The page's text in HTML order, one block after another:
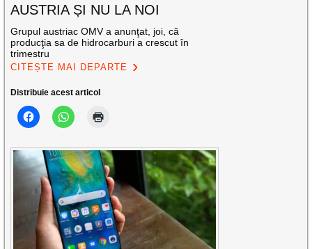
AUSTRIA ȘI NU LA NOI
Grupul austriac OMV a anunţat, joi, că
producţia sa de hidrocarburi a crescut în
trimestru
CITEȘTE MAI DEPARTE
Distribuie acest articol